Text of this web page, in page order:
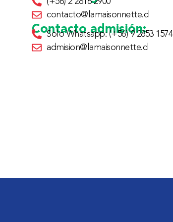
contacto@lamaisonnette.cl
Contacto admisión:
Solo Whatsapp: (+56) 9 2853 1574
admision@lamaisonnette.cl